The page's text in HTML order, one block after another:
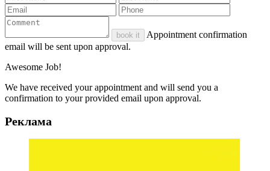
book it
Appointment confirmation
email will be sent upon approval.
Awesome Job!
We have received your appointment and will send you a
confirmation to your provided email upon approval.
Реклама